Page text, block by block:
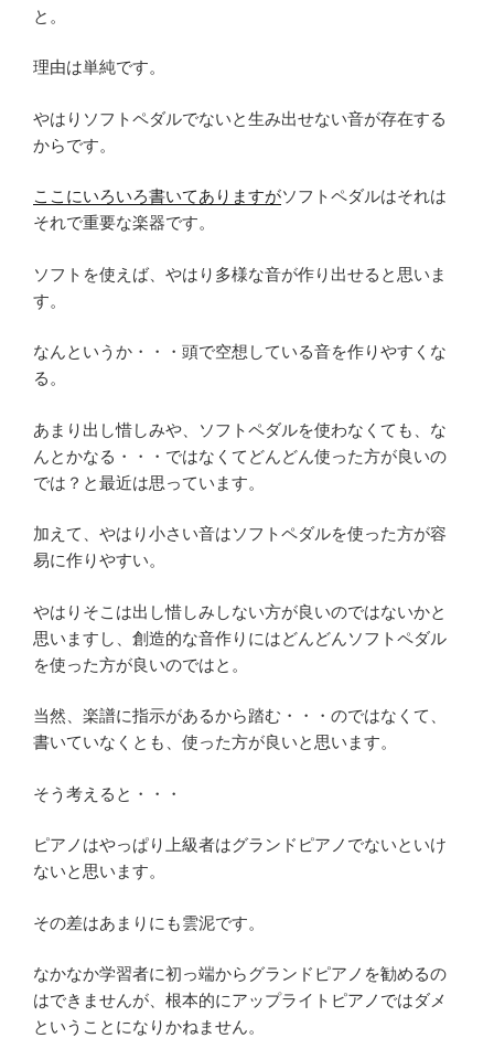
と。
理由は単純です。
やはりソフトペダルでないと生み出せない音が存在する
からです。
ここにいろいろ書いてありますがソフトペダルはそれは
それで重要な楽器です。
ソフトを使えば、やはり多様な音が作り出せると思いま
す。
なんというか・・・頭で空想している音を作りやすくな
る。
あまり出し惜しみや、ソフトペダルを使わなくても、な
んとかなる・・・ではなくてどんどん使った方が良いの
では？と最近は思っています。
加えて、やはり小さい音はソフトペダルを使った方が容
易に作りやすい。
やはりそこは出し惜しみしない方が良いのではないかと
思いますし、創造的な音作りにはどんどんソフトペダル
を使った方が良いのではと。
当然、楽譜に指示があるから踏む・・・のではなくて、
書いていなくとも、使った方が良いと思います。
そう考えると・・・
ピアノはやっぱり上級者はグランドピアノでないといけ
ないと思います。
その差はあまりにも雲泥です。
なかなか学習者に初っ端からグランドピアノを勧めるの
はできませんが、根本的にアップライトピアノではダメ
ということになりかねません。